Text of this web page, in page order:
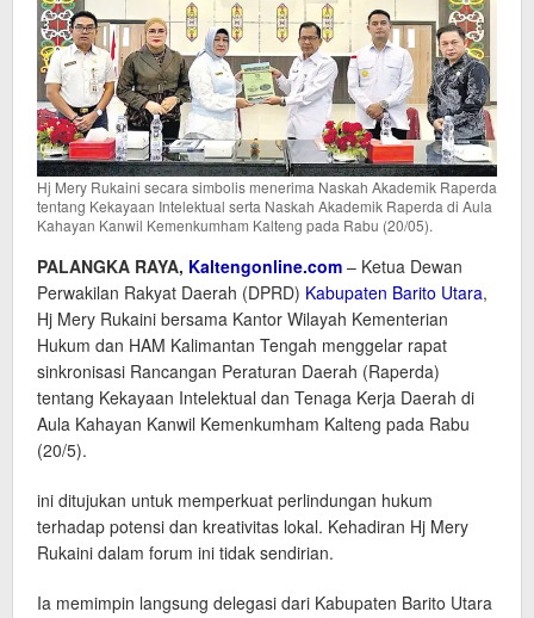
Hj Mery Rukaini secara simbolis menerima Naskah Akademik Raperda
tentang Kekayaan Intelektual serta Naskah Akademik Raperda di Aula
Kahayan Kanwil Kemenkumham Kalteng pada Rabu (20/05).
PALANGKA RAYA, Kaltengonline.com – Ketua Dewan
Perwakilan Rakyat Daerah (DPRD) Kabupaten Barito Utara,
Hj Mery Rukaini bersama Kantor Wilayah Kementerian
Hukum dan HAM Kalimantan Tengah menggelar rapat
sinkronisasi Rancangan Peraturan Daerah (Raperda)
tentang Kekayaan Intelektual dan Tenaga Kerja Daerah di
Aula Kahayan Kanwil Kemenkumham Kalteng pada Rabu
(20/5).
ini ditujukan untuk memperkuat perlindungan hukum
terhadap potensi dan kreativitas lokal. Kehadiran Hj Mery
Rukaini dalam forum ini tidak sendirian.
Ia memimpin langsung delegasi dari Kabupaten Barito Utara